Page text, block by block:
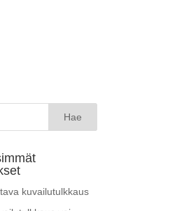
kuvailutulkkaus